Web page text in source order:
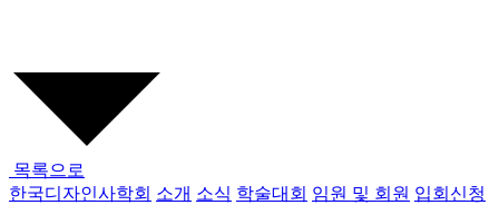
목록으로
한국디자인사학회 소개 소식 학술대회 임원 및 회원 입회신청